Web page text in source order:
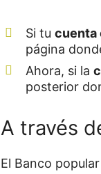
Si tu cuenta
página
Ahora, si la
posterior
A través
El Banco